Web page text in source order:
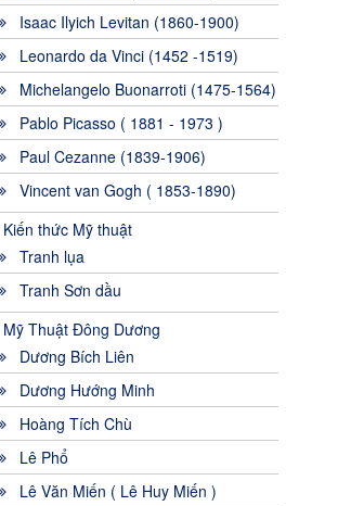
Isaac Ilyich Levitan (1860-1900)
Leonardo da Vinci (1452 -1519)
Michelangelo Buonarroti (1475-1564)
Pablo Picasso ( 1881 - 1973 )
Paul Cezanne (1839-1906)
Vincent van Gogh ( 1853-1890)
Kiến thức Mỹ thuật
Tranh lụa
Tranh Sơn dầu
Mỹ Thuật Đông Dương
Dương Bích Liên
Dương Hướng Minh
Hoàng Tích Chù
Lê Phổ
Lê Văn Miến ( Lê Huy Miến )